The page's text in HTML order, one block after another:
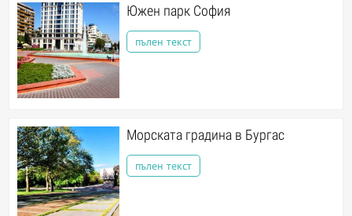
Южен парк София
пълен текст
Морската градина в Бургас
пълен текст